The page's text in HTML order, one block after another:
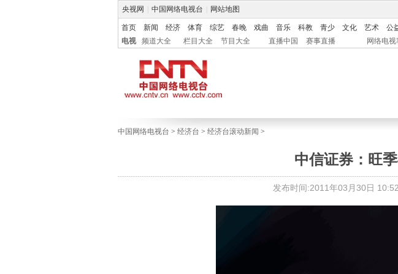
央视网 中国网络电视台 网站地图
首页 新闻 经济 体育 综艺 春晚 戏曲 音乐 科教 青少 文化 艺术 公
电视
频道大全 栏目大全 节目大全 直播中国 赛事直播 网络电
中国网络电视台 > 经济台 > 经济台滚动新闻 >
中信证券：旺
发布时间:2011年03月30日